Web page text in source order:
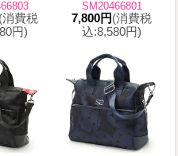
(消費税
円)
SM20466801
7,800円(消費税
込:8,580円)